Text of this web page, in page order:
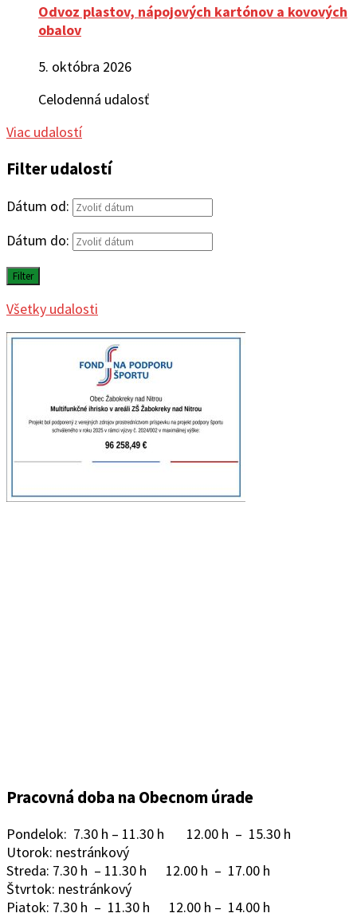
Odvoz plastov, nápojových kartónov a kovových
obalov
5. októbra 2026
Celodenná udalosť
Viac udalostí
Filter udalostí
Dátum od:
Dátum do:
Filter
Všetky udalosti
Pracovná doba na Obecnom úrade
Pondelok: 7.30 h – 11.30 h 12.00 h – 15.30 h
Utorok: nestránkový
Streda: 7.30 h – 11.30 h 12.00 h – 17.00 h
Štvrtok: nestránkový
Piatok: 7.30 h – 11.30 h 12.00 h – 14.00 h